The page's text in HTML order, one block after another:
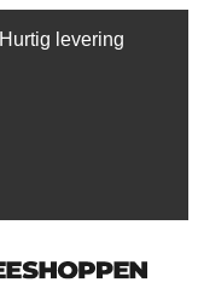
Hurtig levering